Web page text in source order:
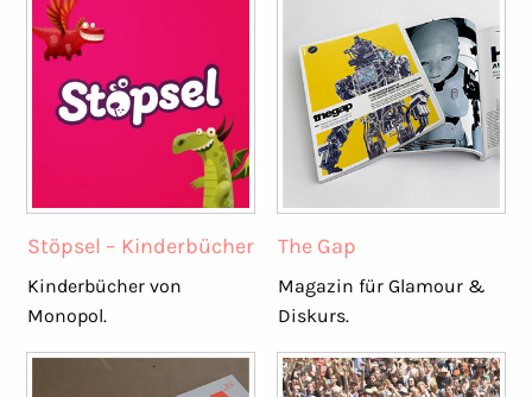
Stöpsel – Kinderbücher
Kinderbücher von
Monopol.
The Gap
Magazin für Glamour &
Diskurs.